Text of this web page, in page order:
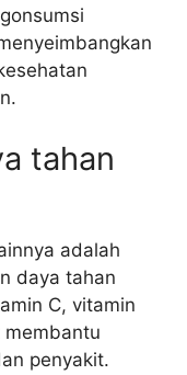
tahan
adalah
daya tahan
C, vitamin
penyakit.